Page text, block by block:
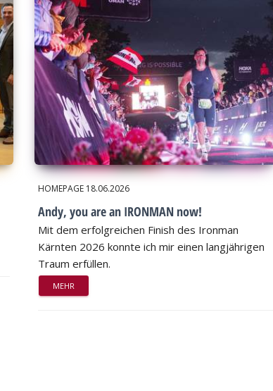
HOMEPAGE 18.06.2026
Andy, you are an IRONMAN now!
Mit dem erfolgreichen Finish des Ironman
Kärnten 2026 konnte ich mir einen langjährigen
Traum erfüllen.
MEHR